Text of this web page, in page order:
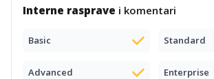
Interne rasprave i komentari
Basic Standard
Advanced Enterprise